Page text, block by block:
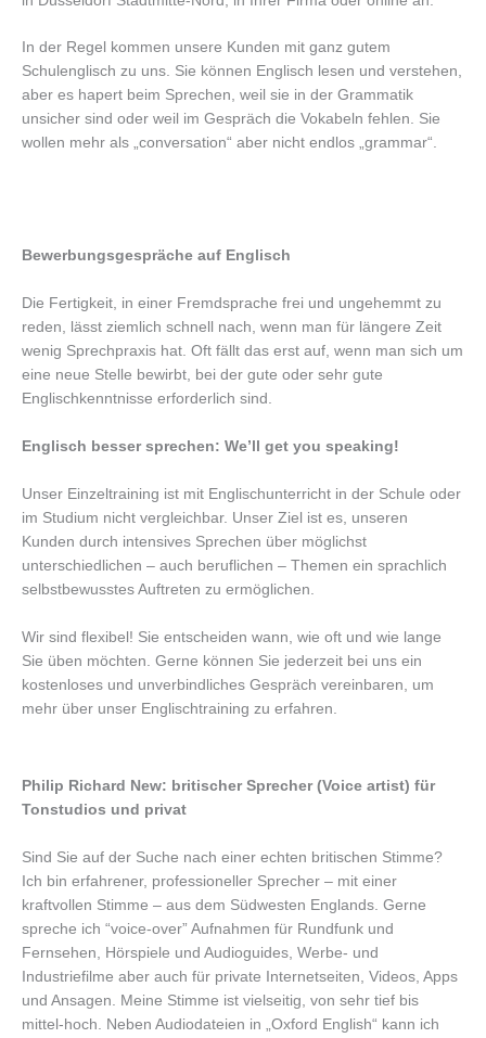
In der Regel kommen unsere Kunden mit ganz gutem
Schulenglisch zu uns. Sie können Englisch lesen und verstehen,
aber es hapert beim Sprechen, weil sie in der Grammatik
unsicher sind oder weil im Gespräch die Vokabeln fehlen. Sie
wollen mehr als „conversation“ aber nicht endlos „grammar“.
Bewerbungsgespräche auf Englisch
Die Fertigkeit, in einer Fremdsprache frei und ungehemmt zu
reden, lässt ziemlich schnell nach, wenn man für längere Zeit
wenig Sprechpraxis hat. Oft fällt das erst auf, wenn man sich um
eine neue Stelle bewirbt, bei der gute oder sehr gute
Englischkenntnisse erforderlich sind.
Englisch besser sprechen: We’ll get you speaking!
Unser Einzeltraining ist mit Englischunterricht in der Schule oder
im Studium nicht vergleichbar. Unser Ziel ist es, unseren
Kunden durch intensives Sprechen über möglichst
unterschiedlichen – auch beruflichen – Themen ein sprachlich
selbstbewusstes Auftreten zu ermöglichen.
Wir sind flexibel! Sie entscheiden wann, wie oft und wie lange
Sie üben möchten. Gerne können Sie jederzeit bei uns ein
kostenloses und unverbindliches Gespräch vereinbaren, um
mehr über unser Englischtraining zu erfahren.
Philip Richard New: britischer Sprecher (Voice artist) für
Tonstudios und privat
Sind Sie auf der Suche nach einer echten britischen Stimme?
Ich bin erfahrener, professioneller Sprecher – mit einer
kraftvollen Stimme – aus dem Südwesten Englands. Gerne
spreche ich “voice-over” Aufnahmen für Rundfunk und
Fernsehen, Hörspiele und Audioguides, Werbe- und
Industriefilme aber auch für private Internetseiten, Videos, Apps
und Ansagen. Meine Stimme ist vielseitig, von sehr tief bis
mittel-hoch. Neben Audiodateien in „Oxford English“ kann ich